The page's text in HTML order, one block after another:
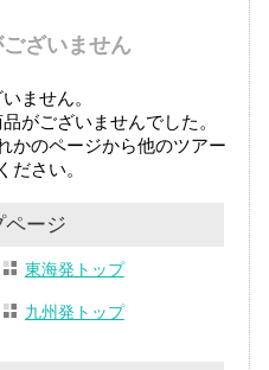
ざいません
ません。
がございませんでした。
かのページから他のツアー
ださい。
ページ
東海発トップ
九州発トップ